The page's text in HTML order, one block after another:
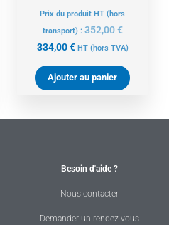
Prix du produit HT (hors
transport) :352,00€
334,00€ HT (hors TVA)
Ajouter au panier
Besoin d'aide ?
Nous contacter
Demander un rendez-vous